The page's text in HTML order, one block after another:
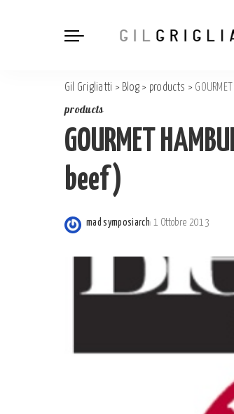
Gil Grigliatti > Blog > products >
products
GOURMET
beef)
Posted
mad symposiarch 1 Ottobre 2013